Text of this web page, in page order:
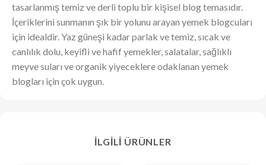
tasarlanmış temiz ve derli toplu bir kişisel blog temasıdır.
İçeriklerini sunmanın şık bir yolunu arayan yemek blogcuları
için idealdir. Yaz güneşi kadar parlak ve temiz, sıcak ve
canlılık dolu, keyifli ve hafif yemekler, salatalar, sağlıklı
meyve suları ve organik yiyeceklere odaklanan yemek
blogları için çok uygun.
İLGILI ÜRÜNLER